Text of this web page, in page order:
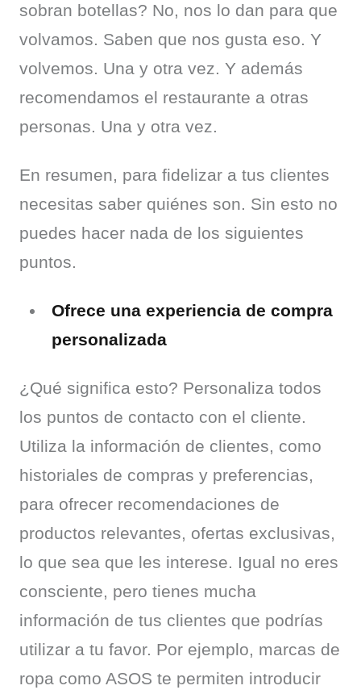
sobran botellas? No, nos lo dan para que
volvamos. Saben que nos gusta eso. Y
volvemos. Una y otra vez. Y además
recomendamos el restaurante a otras
personas. Una y otra vez.
En resumen, para fidelizar a tus clientes
necesitas saber quiénes son. Sin esto no
puedes hacer nada de los siguientes
puntos.
Ofrece una experiencia de compra
personalizada
¿Qué significa esto? Personaliza todos
los puntos de contacto con el cliente.
Utiliza la información de clientes, como
historiales de compras y preferencias,
para ofrecer recomendaciones de
productos relevantes, ofertas exclusivas,
lo que sea que les interese. Igual no eres
consciente, pero tienes mucha
información de tus clientes que podrías
utilizar a tu favor. Por ejemplo, marcas de
ropa como ASOS te permiten introducir